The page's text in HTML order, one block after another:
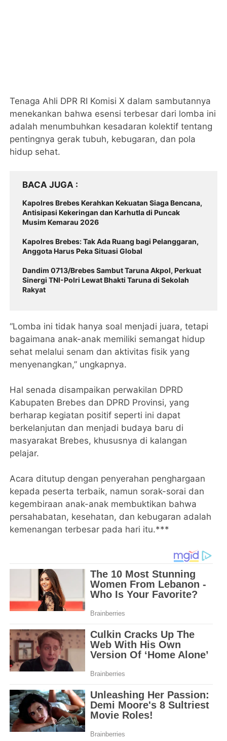
Tenaga Ahli DPR RI Komisi X dalam sambutannya
menekankan bahwa esensi terbesar dari lomba ini
adalah menumbuhkan kesadaran kolektif tentang
pentingnya gerak tubuh, kebugaran, dan pola
hidup sehat.
BACA JUGA
Kapolres Brebes Kerahkan Kekuatan Siaga Bencana,
Antisipasi Kekeringan dan Karhutla di Puncak
Musim Kemarau 2026
Kapolres Brebes: Tak Ada Ruang bagi Pelanggaran,
Anggota Harus Peka Situasi Global
Dandim 0713/Brebes Sambut Taruna Akpol, Perkuat
Sinergi TNI-Polri Lewat Bhakti Taruna di Sekolah
Rakyat
“Lomba ini tidak hanya soal menjadi juara, tetapi
bagaimana anak-anak memiliki semangat hidup
sehat melalui senam dan aktivitas fisik yang
menyenangkan,” ungkapnya.
Hal senada disampaikan perwakilan DPRD
Kabupaten Brebes dan DPRD Provinsi, yang
berharap kegiatan positif seperti ini dapat
berkelanjutan dan menjadi budaya baru di
masyarakat Brebes, khususnya di kalangan
pelajar.
Acara ditutup dengan penyerahan penghargaan
kepada peserta terbaik, namun sorak-sorai dan
kegembiraan anak-anak membuktikan bahwa
persahabatan, kesehatan, dan kebugaran adalah
kemenangan terbesar pada hari itu.***